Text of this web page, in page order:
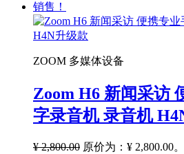
销售！
ZOOM 多媒体设备
Zoom H6 新闻采访
字录音机 录音机
¥2,800.00 原价为：¥ 2,800.00。